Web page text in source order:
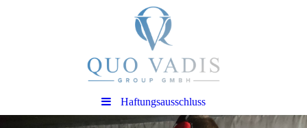
Haftungsausschluss